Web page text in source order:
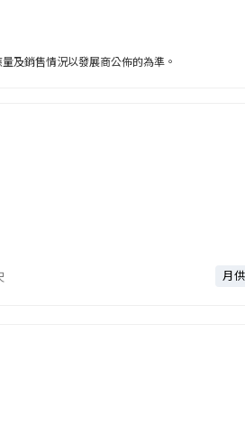
及銷售情況以發展商公佈的為準。
月